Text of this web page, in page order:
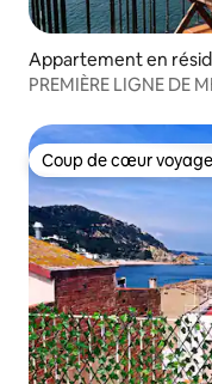
Appartement en
PREMIÈRE LIGNE DE
Coup de cœur
Coup de cœur